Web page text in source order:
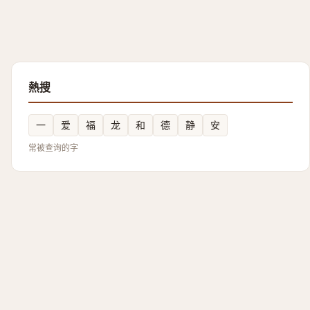
熱搜
一 爱 福 龙 和 德 静 安
常被查询的字